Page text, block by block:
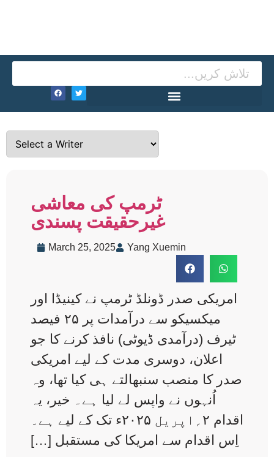
ٹرمپ کی معاشی
غیرحقیقت پسندی
March 25, 2025 Yang Xuemin
امریکی صدر ڈونلڈ ٹرمپ نے کینیڈا اور
میکسیکو سے درآمدات پر ۲۵ فیصد
ٹیرف (درآمدی ڈیوٹی) نافذ کرنے کا جو
اعلان، دوسری مدت کے لیے امریکی
صدر کا منصب سنبھالتے ہی کیا تھا، وہ
اُنہوں نے واپس لے لیا ہے۔ خیر، یہ
اقدام ۲؍اپریل ۲۰۲۵ء تک کے لیے ہے۔
اِس اقدام سے امریکا کی مستقبل […]